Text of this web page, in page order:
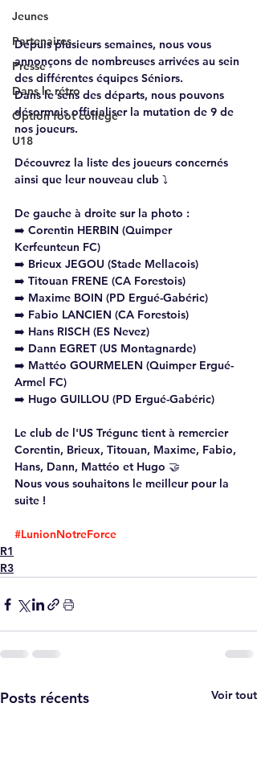
Jeunes
Partenaires
Presse
Dans le rétro
Option foot collège
U18
Depuis plusieurs semaines, nous vous
annonçons de nombreuses arrivées au sein
des différentes équipes Séniors.
Dans le sens des départs, nous pouvons
désormais officialiser la mutation de 9 de
nos joueurs.
Découvrez la liste des joueurs concernés
ainsi que leur nouveau club ⤵️
De gauche à droite sur la photo :
➡️ Corentin HERBIN (Quimper
Kerfeunteun FC)
➡️ Brieux JEGOU (Stade Mellacois)
➡️ Titouan FRENE (CA Forestois)
➡️ Maxime BOIN (PD Ergué-Gabéric)
➡️ Fabio LANCIEN (CA Forestois)
➡️ Hans RISCH (ES Nevez)
➡️ Dann EGRET (US Montagnarde)
➡️ Mattéo GOURMELEN (Quimper Ergué-
Armel FC)
➡️ Hugo GUILLOU (PD Ergué-Gabéric)
Le club de l'US Trégunc tient à remercier
Corentin, Brieux, Titouan, Maxime, Fabio,
Hans, Dann, Mattéo et Hugo 🤝
Nous vous souhaitons le meilleur pour la
suite !
#LunionNotreForce
R1
R3
Posts récents Voir tout